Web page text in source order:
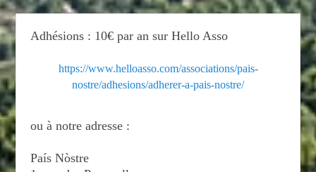
Adhésions : 10€ par an sur Hello Asso
https://www.helloasso.com/associations/pais-
nostre/adhesions/adherer-a-pais-nostre/
ou à notre adresse :
País Nòstre